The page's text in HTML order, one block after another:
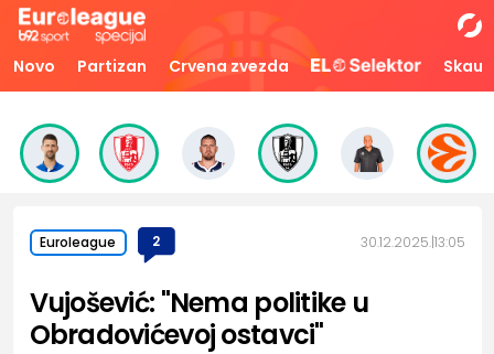
Novo Partizan Crvena zvezda Skaut
Euroleague 2 30.12.2025. 13:05
Vujošević: "Nema politike u
Obradovićevoj ostavci"